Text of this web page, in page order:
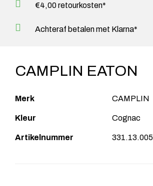
€4,00 retourkosten*
Achteraf betalen met Klarna*
CAMPLIN EATON
Merk CAMPLIN
Kleur Cognac
Artikelnummer 331.13.005